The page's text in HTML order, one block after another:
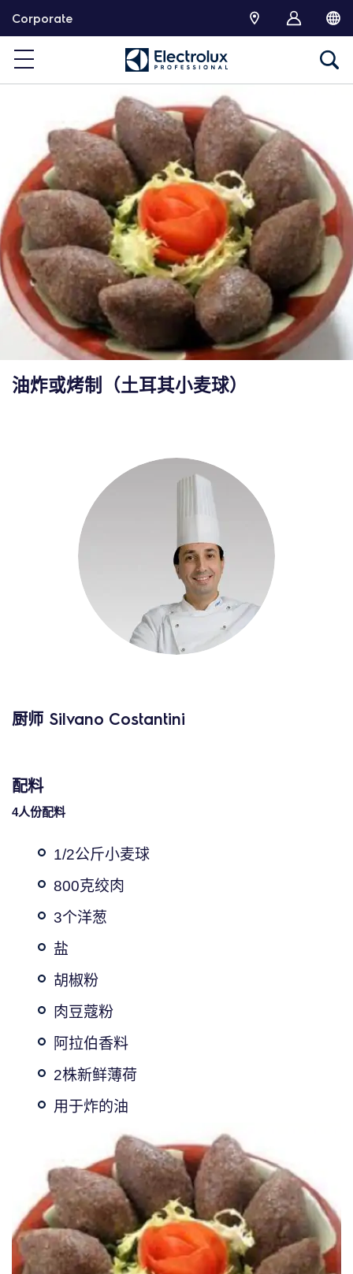
Corporate
油炸或烤制（土耳其小麦球）
厨师 Silvano Costantini
配料
4人份配料
1/2公斤小麦球
800克绞肉
3个洋葱
盐
胡椒粉
肉豆蔻粉
阿拉伯香料
2株新鲜薄荷
用于炸的油